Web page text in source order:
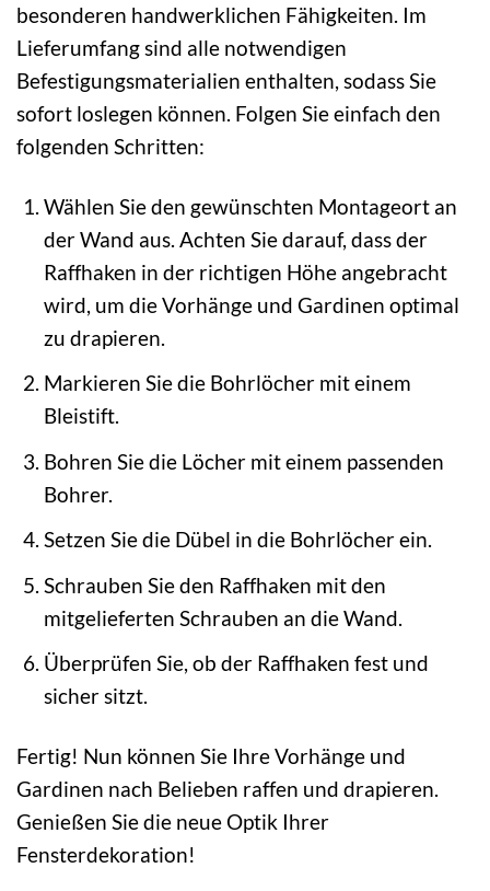
besonderen handwerklichen Fähigkeiten. Im
Lieferumfang sind alle notwendigen
Befestigungsmaterialien enthalten, sodass Sie
sofort loslegen können. Folgen Sie einfach den
folgenden Schritten:
Wählen Sie den gewünschten Montageort an
der Wand aus. Achten Sie darauf, dass der
Raffhaken in der richtigen Höhe angebracht
wird, um die Vorhänge und Gardinen optimal
zu drapieren.
Markieren Sie die Bohrlöcher mit einem
Bleistift.
Bohren Sie die Löcher mit einem passenden
Bohrer.
Setzen Sie die Dübel in die Bohrlöcher ein.
Schrauben Sie den Raffhaken mit den
mitgelieferten Schrauben an die Wand.
Überprüfen Sie, ob der Raffhaken fest und
sicher sitzt.
Fertig! Nun können Sie Ihre Vorhänge und
Gardinen nach Belieben raffen und drapieren.
Genießen Sie die neue Optik Ihrer
Fensterdekoration!